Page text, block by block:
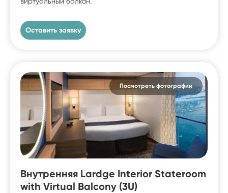
Оставить заявку
Посмотреть фотографии
Внутренняя Lardge Interior Stateroom
with Virtual Balcony (3U)